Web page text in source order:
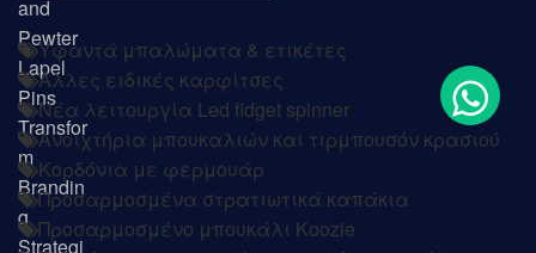
Υφαντά μπαλώματα & ετικέτες
Άλλες ειδικές καρφίτσες
Νέα λειτουργία Led fidget spinner
Ανοιχτήρια μπουκαλιών και τιρμπουσόν κρασιού
Κορδόνια με φερμουάρ
Προσαρμοσμένα στρατιωτικά καπάκια
Προσαρμοσμένο μπουκάλι Koozie